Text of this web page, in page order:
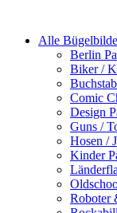
Alle
Berlin
Biker /
Comic
Design
Guns /
Hosen /
Kinder
Roboter